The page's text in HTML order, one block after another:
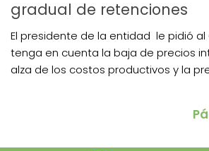
gradual de retenciones
El presidente de la entidad le pidió al
tenga en cuenta la baja de precios
alza de los costos productivos y la